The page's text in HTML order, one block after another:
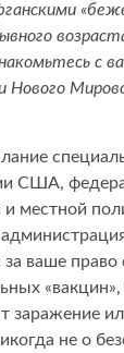
с
Нового
США,
местной
за ваше право
заражение
не о